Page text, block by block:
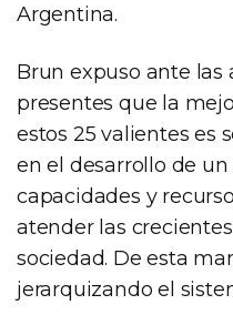
Argentina.
Brun expuso ante
presentes que la
estos 25 valientes es
en el desarrollo de
capacidades y
atender las
sociedad. De esta
jerarquizando el